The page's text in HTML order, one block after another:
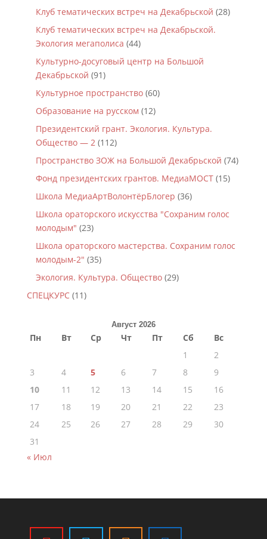
Клуб тематических встреч на Декабрьской (28)
Клуб тематических встреч на Декабрьской.
Экология мегаполиса (44)
Культурно-досуговый центр на Большой
Декабрьской (91)
Культурное пространство(60)
Образование на русском (12)
Президентский грант. Экология. Культура.
Общество — 2(112)
Пространство ЗОЖ на Большой Декабрьской (74)
Фонд президентских грантов. МедиаМОСТ(15)
Школа МедиаАртВолонтёрБлогер (36)
Школа ораторского искусства "Сохраним голос
молодым" (23)
Школа ораторского мастерства. Сохраним голос
молодым-2" (35)
Экология. Культура. Общество(29)
СПЕЦКУРС(11)
Август 2026
Пн Вт Ср Чт Пт Сб
Вс
1
2
3
4 5 6 7 8
9
10
11 12 13 14 15
16
17
18 19 20 21 22
23
24
25 26 27 28 29
30
31
« Июл